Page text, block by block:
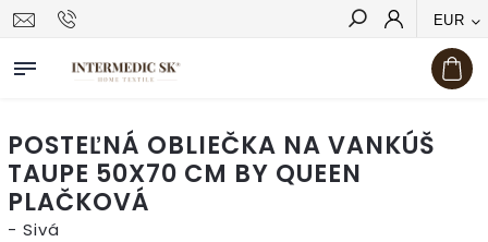
EUR
Hľadať
POSTEĽNÁ OBLIEČKA NA VANKÚŠ
TAUPE 50X70 CM BY QUEEN
PLAČKOVÁ
- Sivá